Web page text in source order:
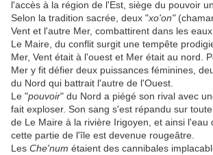
l'accès à la région de l'Est, siège du pouvoir
Selon la tradition sacrée, deux "xo'on"
Vent et l'autre Mer, combattirent dans les
Le Maire, du conflit surgit une tempête
Mer, Vent était à l'ouest et Mer était au nord.
Mer y fit défier deux puissances féminines,
du Nord qui battrait l'autre de l'Ouest.
Le "pouvoir" du Nord a piégé son rival avec
fait exploser. Son sang s'est répandu sur
de Le Maire à la rivière Irigoyen, et ainsi l'eau
cette partie de l'île est devenue rougeâtre.
Les Che'num étaient des cannibales